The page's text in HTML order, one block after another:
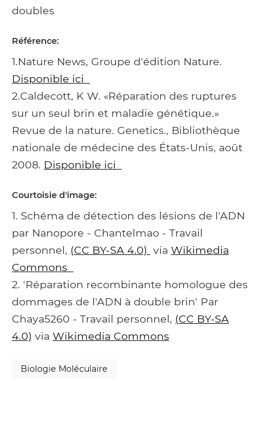
doubles
Référence:
1.Nature News, Groupe d'édition Nature.
Disponible ici
2.Caldecott, K W. «Réparation des ruptures
sur un seul brin et maladie génétique.»
Revue de la nature. Genetics., Bibliothèque
nationale de médecine des États-Unis, août
2008. Disponible ici
Courtoisie d'image:
1. Schéma de détection des lésions de l'ADN
par Nanopore - Chantelmao - Travail
personnel, (CC BY-SA 4.0) via Wikimedia
Commons
2. 'Réparation recombinante homologue des
dommages de l'ADN à double brin' Par
Chaya5260 - Travail personnel, (CC BY-SA
4.0) via Wikimedia Commons
Biologie Moléculaire